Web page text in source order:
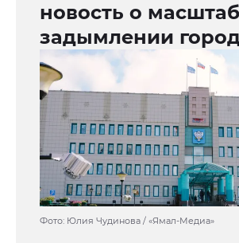
новость о
задымлении
Фото: Юлия Чудинова / «Ямал-Медиа»